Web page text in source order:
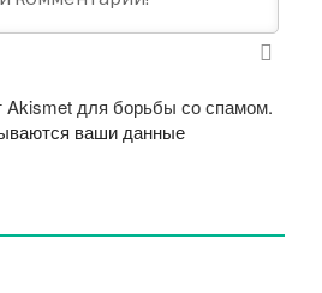
Akismet для борьбы со спамом.
ваши данные